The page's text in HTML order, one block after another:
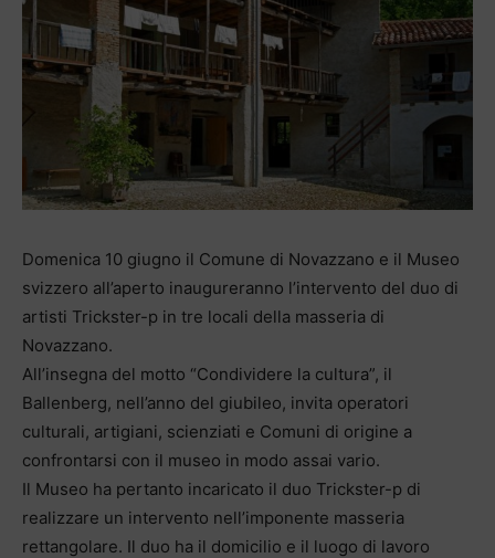
Domenica 10 giugno il Comune di Novazzano e il Museo
svizzero all’aperto inaugureranno l’intervento del duo di
artisti Trickster-p in tre locali della masseria di
Novazzano.
All’insegna del motto “Condividere la cultura”, il
Ballenberg, nell’anno del giubileo, invita operatori
culturali, artigiani, scienziati e Comuni di origine a
confrontarsi con il museo in modo assai vario.
Il Museo ha pertanto incaricato il duo Trickster-p di
realizzare un intervento nell’imponente masseria
rettangolare. Il duo ha il domicilio e il luogo di lavoro